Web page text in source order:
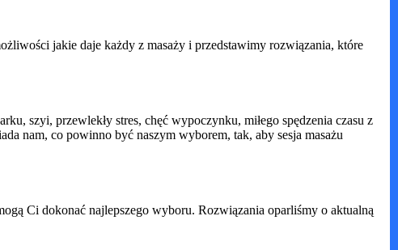
jakie daje każdy z masaży i przedstawimy rozwiązania, które
szyi, przewlekły stres, chęć wypoczynku, miłego spędzenia czasu z
nam, co powinno być naszym wyborem, tak, aby sesja masażu
Ci dokonać najlepszego wyboru. Rozwiązania oparliśmy o aktualną